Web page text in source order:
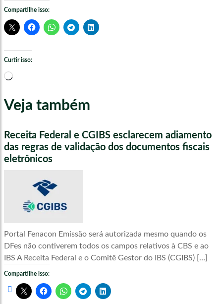
Compartilhe isso:
Curtir isso:
Carregando...
Veja também
Receita Federal e CGIBS esclarecem adiamento
das regras de validação dos documentos fiscais
eletrônicos
Portal Fenacon Emissão será autorizada mesmo quando os
DFes não contiverem todos os campos relativos à CBS e ao
IBS A Receita Federal e o Comitê Gestor do IBS (CGIBS) […]
Compartilhe isso: